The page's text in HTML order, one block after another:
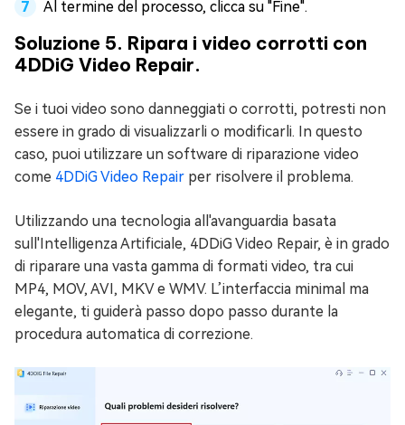
Al termine del processo, clicca su "Fine".
Soluzione 5. Ripara i video corrotti con
4DDiG Video Repair.
Se i tuoi video sono danneggiati o corrotti, potresti non
essere in grado di visualizzarli o modificarli. In questo
caso, puoi utilizzare un software di riparazione video
come 4DDiG Video Repair per risolvere il problema.
Utilizzando una tecnologia all'avanguardia basata
sull'Intelligenza Artificiale, 4DDiG Video Repair, è in grado
di riparare una vasta gamma di formati video, tra cui
MP4, MOV, AVI, MKV e WMV. L’interfaccia minimal ma
elegante, ti guiderà passo dopo passo durante la
procedura automatica di correzione.